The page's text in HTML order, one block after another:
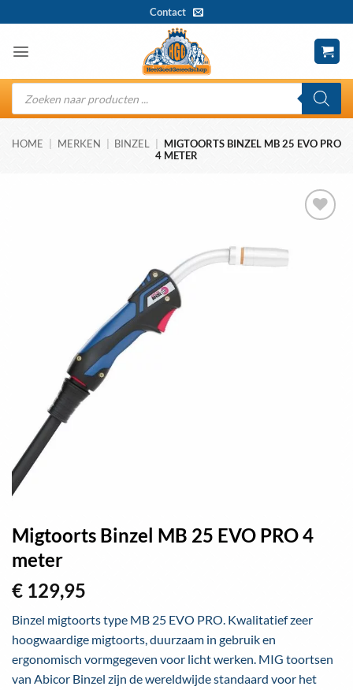
naar
inhoud
Contact
Producten
zoeken
HOME MERKEN BINZEL
MIGTOORTS BINZEL MB 25 EVO PRO
4 METER
Migtoorts Binzel MB 25 EVO PRO 4
meter
€ 129,95
Binzel migtoorts type MB 25 EVO PRO. Kwalitatief zeer
hoogwaardige migtoorts, duurzaam in gebruik en
ergonomisch vormgegeven voor licht werken. MIG toortsen
van Abicor Binzel zijn de wereldwijde standaard voor het